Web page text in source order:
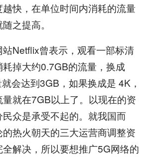
快，在单位时间内消耗的流量
之提高。
Netflix曾表示，观看一部标清
掉大约0.7GB的流量，换成
会达到3GB，如果换成是 4K，
就在7GB以上了。以现在的资
众是承受不起的。就我国而
热火朝天的三大运营商调整资
解决，所以要想推广5G网络的